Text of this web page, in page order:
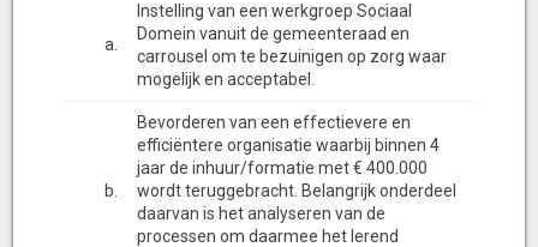
a.
Instelling van een werkgroep Sociaal
Domein vanuit de gemeenteraad en
carrousel om te bezuinigen op zorg waar
mogelijk en acceptabel.
b.
Bevorderen van een effectievere en
efficiëntere organisatie waarbij binnen 4
jaar de inhuur/formatie met € 400.000
wordt teruggebracht. Belangrijk onderdeel
daarvan is het analyseren van de
processen om daarmee het lerend